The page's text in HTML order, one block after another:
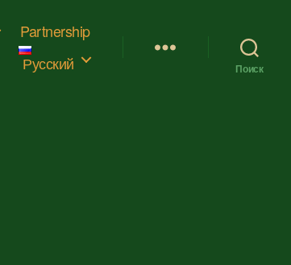
Partnership
Русский Поиск